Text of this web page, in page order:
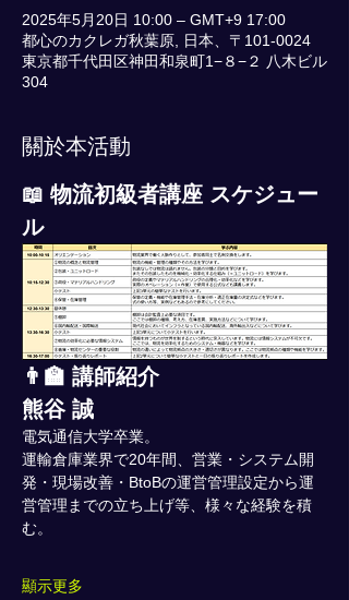
2025年5月20日 10:00 – GMT+9 17:00
都心のカクレガ秋葉原, 日本、〒101-0024
東京都千代田区神田和泉町1−８−２ 八木ビル
304
關於本活動
📖 物流初級者講座 スケジュー
ル
👨‍🏫 講師紹介
熊谷 誠
電気通信大学卒業。
運輸倉庫業界で20年間、営業・システム開
発・現場改善・BtoBの運営管理設定から運
営管理までの立ち上げ等、様々な経験を積
む。
顯示更多